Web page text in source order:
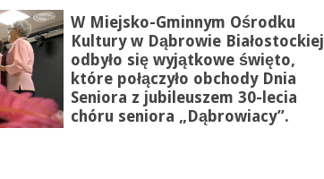
W Miejsko-Gminnym Ośrodku
Kultury w Dąbrowie Białostockiej
odbyło się wyjątkowe święto,
które połączyło obchody Dnia
Seniora z jubileuszem 30-lecia
chóru seniora „Dąbrowiacy”.